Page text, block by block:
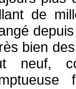
de
bien
neuf,